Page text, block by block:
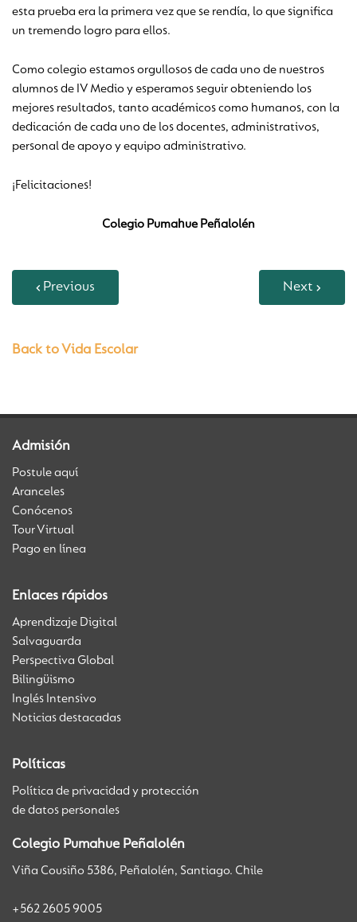
esta prueba era la primera vez que se rendía, lo que significa
un tremendo logro para ellos.
Como colegio estamos orgullosos de cada uno de nuestros
alumnos de IV Medio y esperamos seguir obteniendo los
mejores resultados, tanto académicos como humanos, con la
dedicación de cada uno de los docentes, administrativos,
personal de apoyo y equipo administrativo.
¡Felicitaciones!
Colegio Pumahue Peñalolén
Previous Next
Back to Vida Escolar
Admisión
Postule aquí
Aranceles
Conócenos
Tour Virtual
Pago en línea
Enlaces rápidos
Aprendizaje Digital
Salvaguarda
Perspectiva Global
Bilingüismo
Inglés Intensivo
Noticias destacadas
Políticas
Política de privacidad y protección
de datos personales
Colegio Pumahue Peñalolén
Viña Cousiño 5386, Peñalolén, Santiago. Chile
+562 2605 9005